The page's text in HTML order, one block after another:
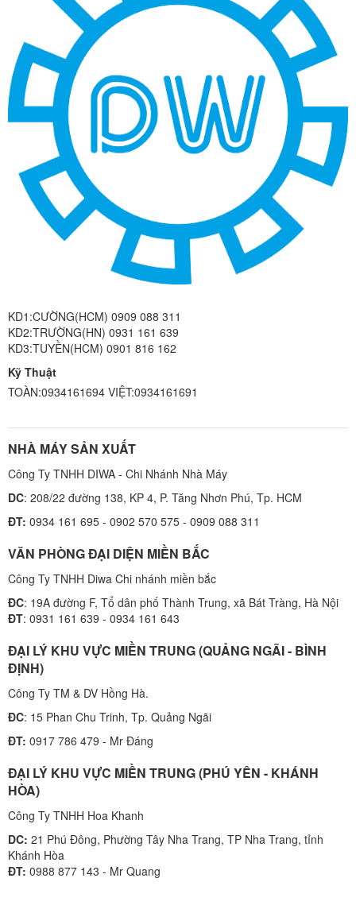
KD1:CƯỜNG(HCM) 0909 088 311
KD2:TRƯỜNG(HN) 0931 161 639
KD3:TUYỀN(HCM) 0901 816 162
Kỹ Thuật
TOÀN:0934161694 VIỆT:0934161691
NHÀ MÁY SẢN XUẤT
Công Ty TNHH DIWA - Chi Nhánh Nhà Máy
DC: 208/22 đường 138, KP 4, P. Tăng Nhơn Phú, Tp. HCM
ĐT: 0934 161 695 - 0902 570 575 - 0909 088 311
VĂN PHÒNG ĐẠI DIỆN MIỀN BẮC
Công Ty TNHH Diwa Chi nhánh miền bắc
ĐC: 19A đường F, Tổ dân phố Thành Trung, xã Bát Tràng, Hà Nội
ĐT: 0931 161 639 - 0934 161 643
ĐẠI LÝ KHU VỰC MIỀN TRUNG (QUẢNG NGÃI - BÌNH
ĐỊNH)
Công Ty TM & DV Hồng Hà.
ĐC: 15 Phan Chu Trinh, Tp. Quảng Ngãi
ĐT: 0917 786 479 - Mr Đáng
ĐẠI LÝ KHU VỰC MIỀN TRUNG (PHÚ YÊN - KHÁNH
HÒA)
Công Ty TNHH Hoa Khanh
DC: 21 Phú Đông, Phường Tây Nha Trang, TP Nha Trang, tỉnh
Khánh Hòa
ĐT: 0988 877 143 - Mr Quang